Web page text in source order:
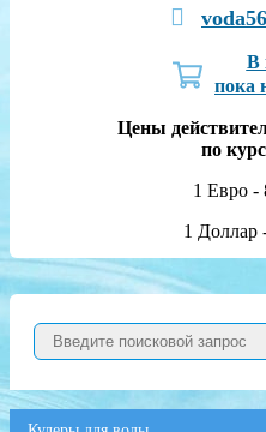
В
пока
Цены
по
1 Евро -
1 Доллар